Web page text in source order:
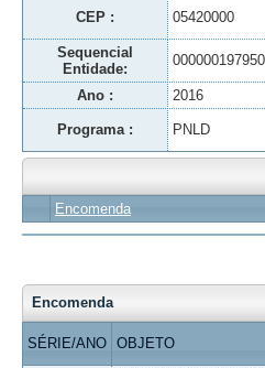
CEP : 05420000
Sequencial
Entidade:
000000197950
Ano : 2016
Programa : PNLD
Encomenda
Encomenda
SÉRIE/ANO OBJETO